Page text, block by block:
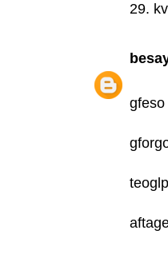
29.
gfeso
teoglp